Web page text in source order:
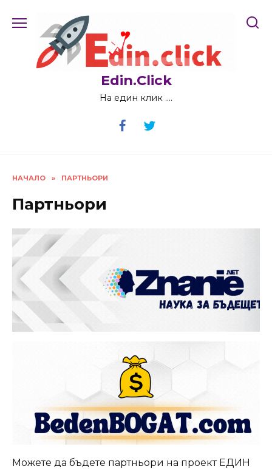
Edin.Click
На един клик ….
НАЧАЛО » ПАРТНЬОРИ
Партньори
Можете да бъдете партньори на проект ЕДИН